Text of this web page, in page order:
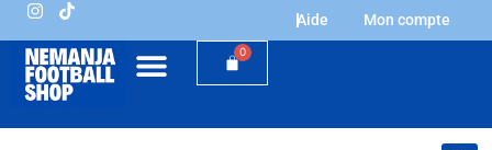
Aide Mon compte
0